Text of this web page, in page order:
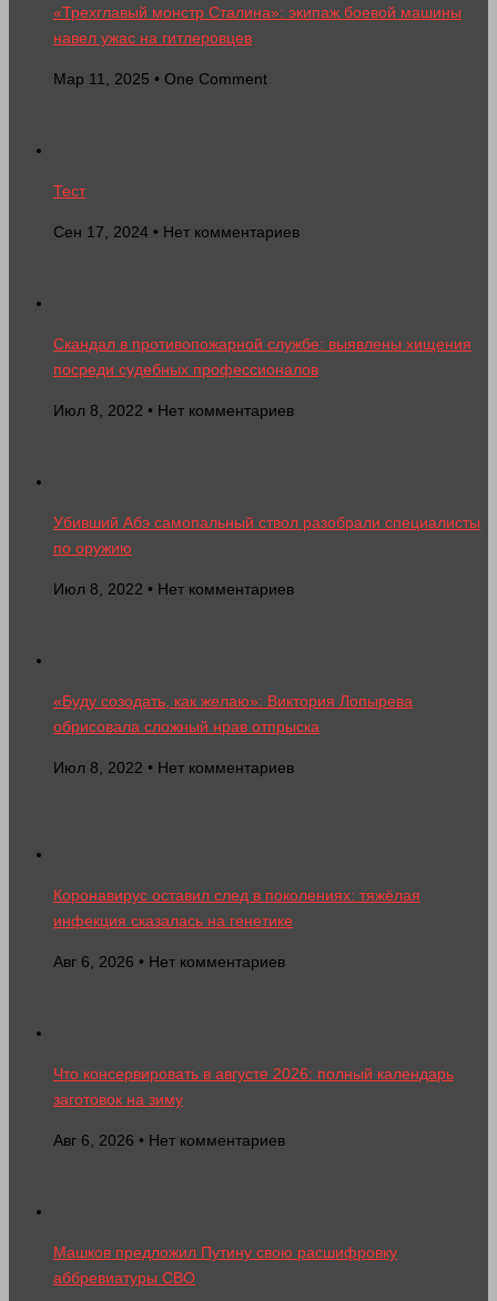
«Трехглавый монстр Сталина»: экипаж боевой машины
навел ужас на гитлеровцев
Мар 11, 2025 • One Comment
Тест
Сен 17, 2024 • Нет комментариев
Скандал в противопожарной службе: выявлены хищения
посреди судебных профессионалов
Июл 8, 2022 • Нет комментариев
Убивший Абэ самопальный ствол разобрали специалисты
по оружию
Июл 8, 2022 • Нет комментариев
«Буду созодать, как желаю»: Виктория Лопырева
обрисовала сложный нрав отпрыска
Июл 8, 2022 • Нет комментариев
Коронавирус оставил след в поколениях: тяжёлая
инфекция сказалась на генетике
Авг 6, 2026 • Нет комментариев
Что консервировать в августе 2026: полный календарь
заготовок на зиму
Авг 6, 2026 • Нет комментариев
Машков предложил Путину свою расшифровку
аббревиатуры СВО